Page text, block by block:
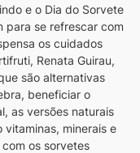
e o Dia do Sorvete
para se refrescar com
os cuidados
Renata Guirau,
são alternativas
beneficiar o
as versões naturais
vitaminas, minerais e
os sorvetes